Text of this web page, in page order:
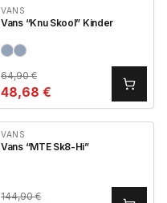
VANS
Vans “Knu Skool” Kinder
64,90€
48,68 €
VANS
Vans “MTE Sk8-Hi”
144,90€